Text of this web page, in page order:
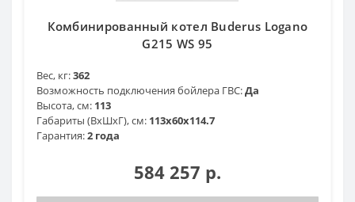
Комбинированный котел Buderus Logano
G215 WS 95
Вес, кг:362
Возможность подключения бойлера ГВС:Да
Высота, см: 113
Габариты (ВхШхГ), см: 113x60x114.7
Гарантия:2 года
584 257 р.